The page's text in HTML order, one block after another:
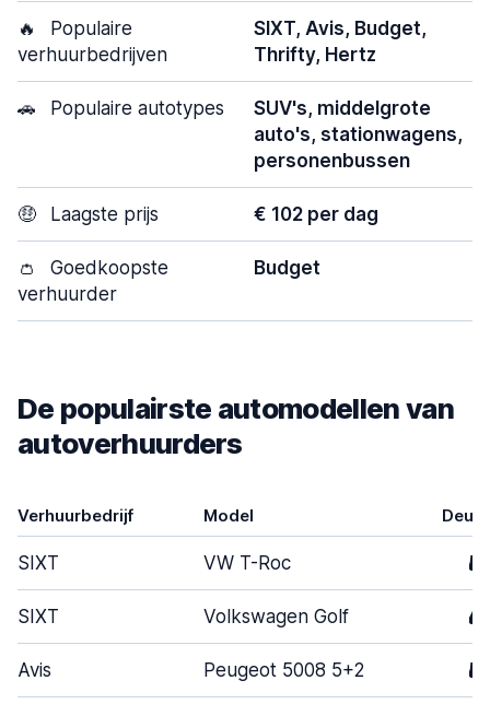
🔥
Populaire
verhuurbedrijven
SIXT, Avis, Budget,
Thrifty, Hertz
🚗 Populaire autotypes
SUV's, middelgrote
auto's, stationwagens,
personenbussen
🤑 Laagste prijs € 102 per dag
👛
Goedkoopste
verhuurder
Budget
De populairste automodellen van
autoverhuurders
Verhuurbedrijf Model
SIXT VW T-Roc 5
SIXT Volkswagen Golf 4
Avis Peugeot 5008 5+2 5